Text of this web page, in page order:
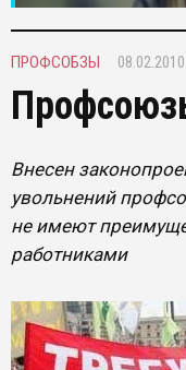
ПРОФСОБЗЫ
Внесен
увольнений
не имеют
работниками